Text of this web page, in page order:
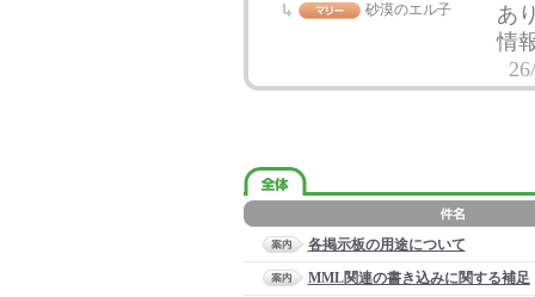
砂漠のエル子
あ
情
各掲示板の用途について
MML関連の書き込みに関する補足